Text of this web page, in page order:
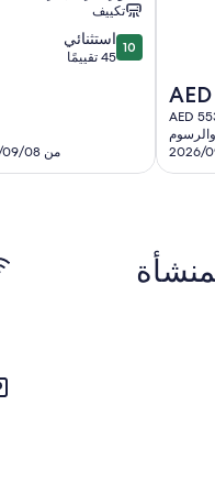
تكييف
10.0
من
10 استثنائي
45 تقييمًا
من 2026/09/08 إلى 2026/09/09